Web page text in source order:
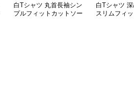
白Tシャツ 丸首長袖シン
プルフィットカットソー
白Tシャツ
スリムフィ